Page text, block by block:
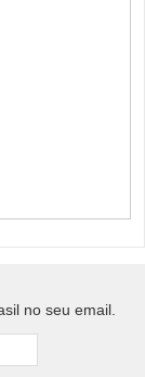
no seu email.